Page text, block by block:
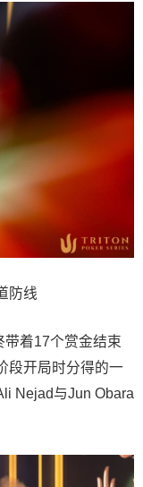
防线
着17个赏金结束
段开局时分得的一
Nejad与Jun Obara